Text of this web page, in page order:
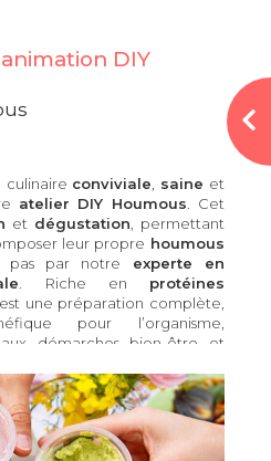
DIY
culinaire conviviale saine et
atelier DIY Houmous . Cet
et dégustation , permettant
leur propre houmous
pas par notre experte en
. Riche en protéines
est une préparation complète,
pour l’organisme,
démarches bien-être et
: